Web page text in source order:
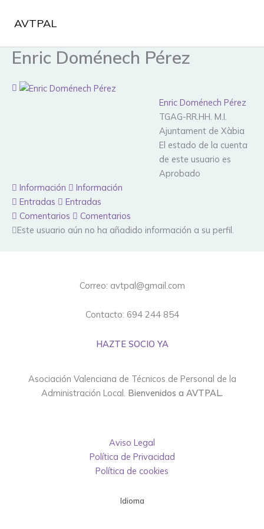
AVTPAL
Enric Doménech Pérez
Enric Doménech Pérez
TGAG-RR.HH. M.I.
Ajuntament de Xàbia
El estado de la cuenta
de este usuario es
Aprobado
Información
Información
Entradas
Entradas
Comentarios
Comentarios
Este usuario aún no ha añadido información a su perfil.
Correo: avtpal@gmail.com
Contacto: 694 244 854
HAZTE SOCIO YA
Asociación Valenciana de Técnicos de Personal de la
Administración Local. Bienvenidos a AVTPAL.
Aviso Legal
Política de Privacidad
Política de cookies
Idioma